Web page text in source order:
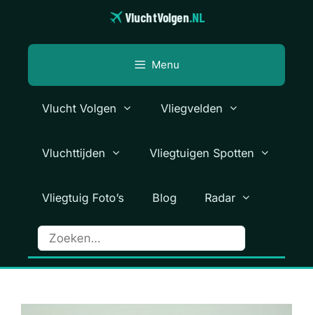
VluchtVolgen.NL
Menu
Vlucht Volgen Vliegvelden
Vluchttijden Vliegtuigen Spotten
Vliegtuig Foto’s Blog Radar